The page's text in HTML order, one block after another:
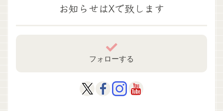
お知らせはXで致します
フォローする